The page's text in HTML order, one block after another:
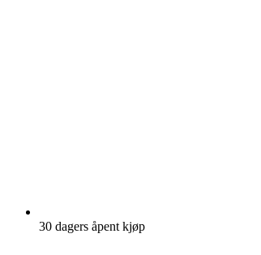
30 dagers åpent kjøp